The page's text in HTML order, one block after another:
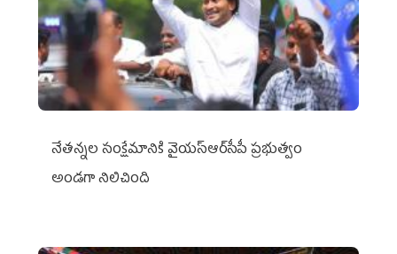
నేతన్నల సంక్షేమానికి వైయ‌స్ఆర్‌సీపీ ప్రభుత్వం
అండగా నిలిచింది